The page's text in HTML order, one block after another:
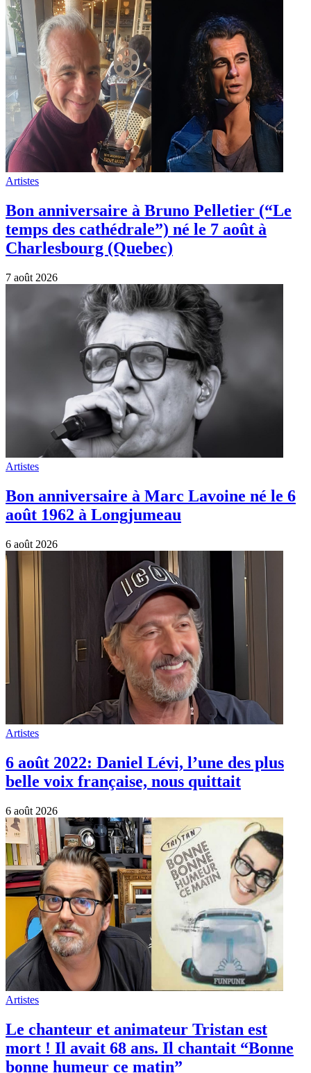
Artistes
Bon anniversaire à Bruno Pelletier (“Le
temps des cathédrale”) né le 7 août à
Charlesbourg (Quebec)
7 août 2026
Artistes
Bon anniversaire à Marc Lavoine né le 6
août 1962 à Longjumeau
6 août 2026
Artistes
6 août 2022: Daniel Lévi, l’une des plus
belle voix française, nous quittait
6 août 2026
Artistes
Le chanteur et animateur Tristan est
mort ! Il avait 68 ans. Il chantait “Bonne
bonne humeur ce matin”